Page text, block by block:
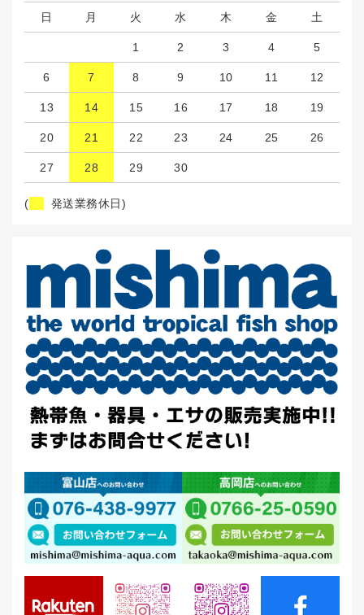
日 月 火 水 木 金 土
1 2 3 4 5
6 7 8 9 10 11 12
13 14 15 16 17 18 19
20 21 22 23 24 25 26
27 28 29 30
( 発送業務休日)